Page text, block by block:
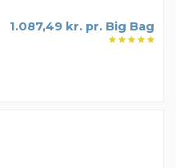
1.087,49 kr. pr. Big Bag